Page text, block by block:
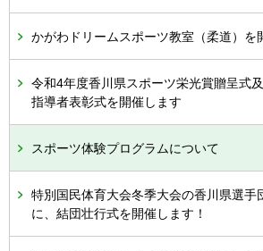
かがわドリームスポーツ教室（柔道）を
令和4年度香川県スポーツ栄光賞贈呈式
指導者表彰式を開催します
スポーツ体験プログラムについて
特別国民体育大会冬季大会の香川県選手
に、結団壮行式を開催します！